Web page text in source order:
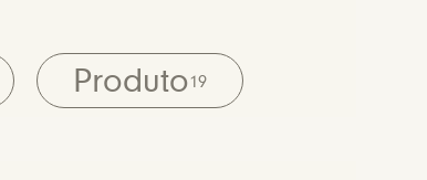
Produto19